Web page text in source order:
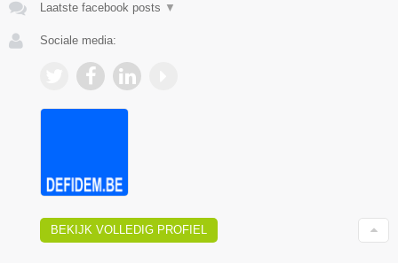
Laatste facebook posts ▼
Sociale media:
BEKIJK VOLLEDIG PROFIEL